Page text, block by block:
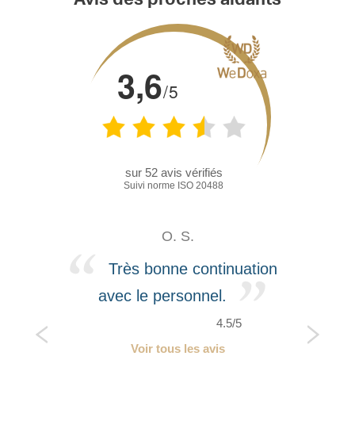
3,6/5
sur 52 avis vérifiés
Suivi norme ISO 20488
O. S.
Très bonne continuation
avec le personnel.
4.5/5
Voir tous les avis